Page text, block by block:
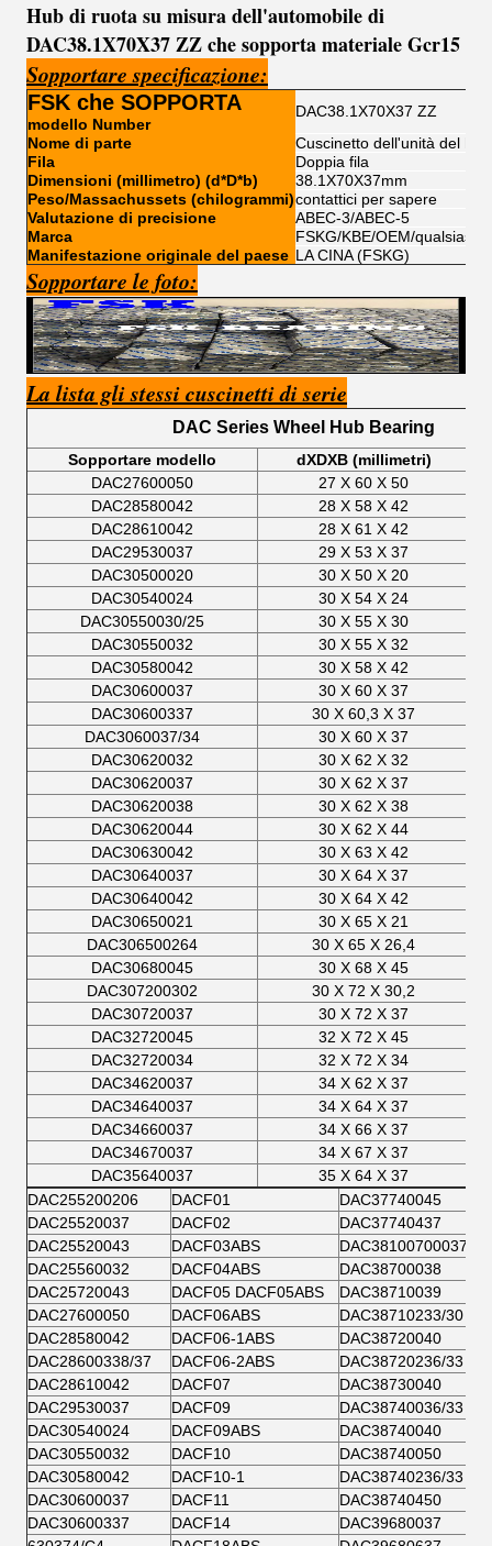
Hub di ruota su misura dell'automobile di
DAC38.1X70X37 ZZ che sopporta materiale Gcr15
Sopportare specificazione:
FSK che SOPPORTA
modello Number
DAC38.1X70X37 ZZ
Nome di parte
Cuscinetto dell'unità del
Fila
Doppia fila
Dimensioni (millimetro) (d*D*b)
38.1X70X37mm
Peso/Massachussets (chilogrammi)contattici per sapere
Valutazione di precisione
ABEC-3/ABEC-5
Marca
FSKG/KBE/OEM/qualsiasi
Manifestazione originale del paese LA CINA (FSKG)
Sopportare le foto:
La lista gli stessi cuscinetti di serie
DAC Series Wheel Hub Bearing
Sopportare modello dXDXB (millimetri)
DAC27600050
27 X 60 X 50
DAC28580042
28 X 58 X 42
DAC28610042
28 X 61 X 42
DAC29530037
29 X 53 X 37
DAC30500020
30 X 50 X 20
DAC30540024
30 X 54 X 24
DAC30550030/25
30 X 55 X 30
DAC30550032
30 X 55 X 32
DAC30580042
30 X 58 X 42
DAC30600037
30 X 60 X 37
DAC30600337
30 X 60,3 X 37
DAC3060037/34
30 X 60 X 37
DAC30620032
30 X 62 X 32
DAC30620037
30 X 62 X 37
DAC30620038
30 X 62 X 38
DAC30620044
30 X 62 X 44
DAC30630042
30 X 63 X 42
DAC30640037
30 X 64 X 37
DAC30640042
30 X 64 X 42
DAC30650021
30 X 65 X 21
DAC306500264
30 X 65 X 26,4
DAC30680045
30 X 68 X 45
DAC307200302
30 X 72 X 30,2
DAC30720037
30 X 72 X 37
DAC32720045
32 X 72 X 45
DAC32720034
32 X 72 X 34
DAC34620037
34 X 62 X 37
DAC34640037
34 X 64 X 37
DAC34660037
34 X 66 X 37
DAC34670037
34 X 67 X 37
DAC35640037
35 X 64 X 37
DAC255200206
DACF01
DAC37740045
DAC25520037
DACF02
DAC37740437
DAC25520043
DACF03ABS
DAC38100700037
DAC25560032
DACF04ABS
DAC38700038
DAC25720043
DACF05 DACF05ABS
DAC38710039
DAC27600050
DACF06ABS
DAC38710233/30
DAC28580042
DACF06-1ABS
DAC38720040
DAC28600338/37
DACF06-2ABS
DAC38720236/33
DAC28610042
DACF07
DAC38730040
DAC29530037
DACF09
DAC38740036/33
DAC30540024
DACF09ABS
DAC38740040
DAC30550032
DACF10
DAC38740050
DAC30580042
DACF10-1
DAC38740236/33
DAC30600037
DACF11
DAC38740450
DAC30600337
DACF14
DAC39680037